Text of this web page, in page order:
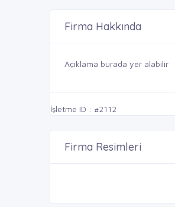
Firma Hakkında
Açıklama burada yer alabilir
İşletme ID : #2112
Firma Resimleri